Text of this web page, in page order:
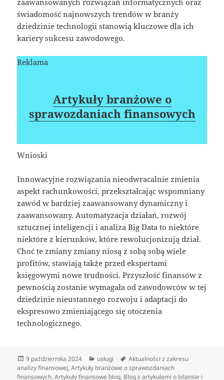
świadomość najnowszych trendów w branży
dziedzinie technologii stanowią kluczowe dla ich
kariery sukcesu zawodowego.
Reklama
Artykuły branżowe o
sprawozdaniach finansowych
Wnioski
Innowacyjne rozwiązania nieodwracalnie zmienia
aspekt rachunkowości, przekształcając wspomniany
zawód w bardziej zaawansowany dynamiczny i
zaawansowany. Automatyzacja działań, rozwój
sztucznej inteligencji i analiza Big Data to niektóre
niektóre z kierunków, które rewolucjonizują dział.
Choć te zmiany zmiany niosą z sobą sobą wiele
profitów, stawiają także przed ekspertami
księgowymi nowe trudności. Przyszłość finansów z
pewnością zostanie wymagała od zawodowców w tej
dziedzinie nieustannego rozwoju i adaptacji do
ekspresowo zmieniającego się otoczenia
technologicznego.
Data
publikacji
9 października 2024 Kategorie
usługi Tagi
Aktualności z zakresu
analizy finansowej,Artykuły branżowe o sprawozdaniach
finansowych,Artykuły finansowe blog, Blog z artykułami o bilansie i